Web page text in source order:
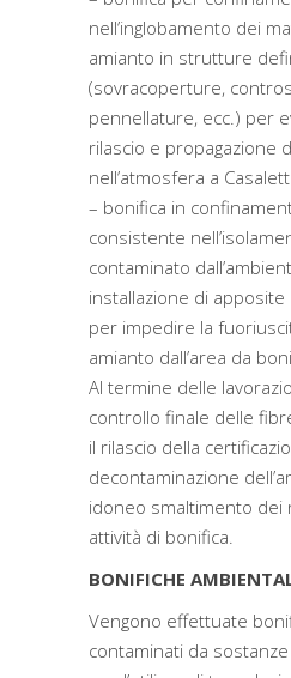
nell’inglobamento dei
amianto in strutture
(sovracoperture,
pennellature, ecc.) per
rilascio e propagazione
nell’atmosfera a
– bonifica in
consistente
contaminato
installazione di
per impedire la
amianto dall’area da
Al termine delle
controllo finale delle
il rilascio della
decontaminazione
idoneo smaltimento dei
attività di bonifica.
BONIFICHE
Vengono effettuate
contaminati da